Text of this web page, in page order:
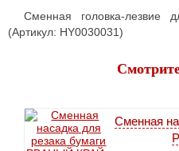
Сменная головка-лезвие
(Артикул: HY0030031)
Сменная